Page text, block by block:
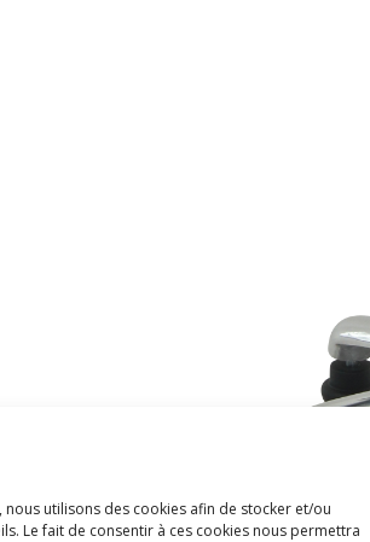
utilisons des cookies afin de stocker et/ou
Le fait de consentir à ces cookies nous permettra